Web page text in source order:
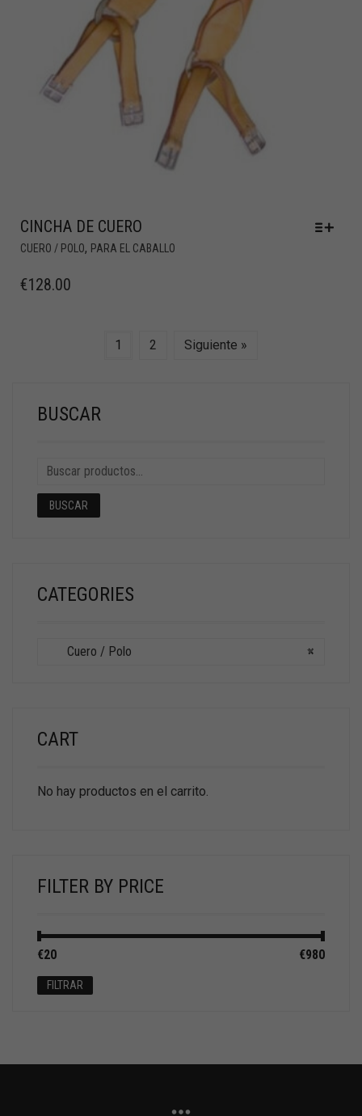
CINCHA DE CUERO
CUERO / POLO, PARA EL CABALLO
€128.00
1 2 Siguiente »
BUSCAR
BUSCAR
CATEGORIES
×
Cuero / Polo
CART
No hay productos en el carrito.
FILTER BY PRICE
Precio
Precio
FILTRAR
€20 €980